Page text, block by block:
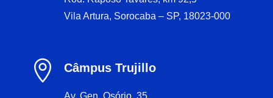
Vila Artura, Sorocaba – SP, 18023-000
 Câmpus Trujillo
Av. Gen. Osório, 35